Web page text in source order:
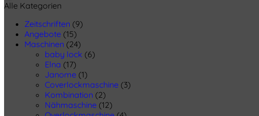
Alle Kategorien
Zeitschriften (9)
Angebote (15)
Maschinen (24)
baby lock (6)
Elna (17)
Janome (1)
Coverlockmaschine (3)
Kombination (2)
Nähmaschine (12)